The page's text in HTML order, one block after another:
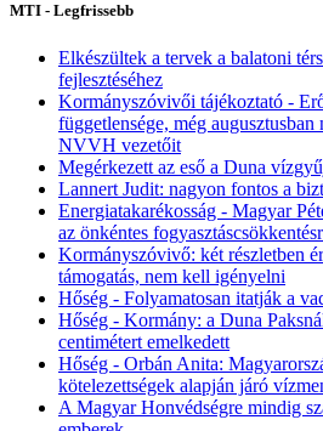
MTI - Legfrissebb
Elkészültek a tervek a balatoni
fejlesztéséhez
Kormányszóvivői tájékoztató -
függetlensége, még augusztusban
NVVH vezetőit
Megérkezett az eső a Duna
Lannert Judit: nagyon fontos a
Energiatakarékosság - Magyar
az önkéntes
Kormányszóvivő: két részletben
támogatás, nem kell igényelni
Hőség - Folyamatosan itatják a
Hőség - Kormány: a Duna
centimétert emelkedett
Hőség - Orbán Anita:
kötelezettségek alapján járó
A Magyar Honvédségre mindig